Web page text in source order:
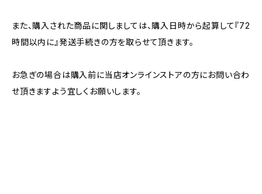
また、購入された商品に関しましては、購入日時から起算して『72
時間以内に』発送手続きの方を取らせて頂きます。
お急ぎの場合は購入前に当店オンラインストアの方にお問い合わ
せ頂きますよう宜しくお願いします。